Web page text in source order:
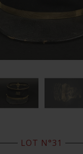
LOT N°31